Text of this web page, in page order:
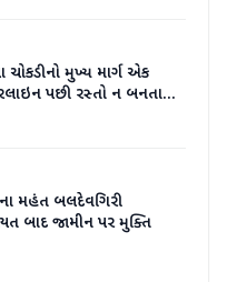
ચોકડીનો મુખ્ય માર્ગ એક
પછી રસ્તો ન બનતા
મહંત બલદેવગિરી
બાદ જામીન પર મુક્તિ